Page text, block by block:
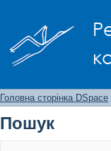
Головна сторінка DSpace
Пошук